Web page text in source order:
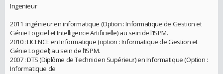
Ingenieur
2011 :ingénieur en informatique (Option : Informatique de Gestion et
Génie Logiciel et Intelligence Artificielle) au sein de l’ISPM.
2010 : LICENCE en Informatique (option : Informatique de Gestion et
Génie Logiciel) au sein de l’ISPM.
2007 : DTS (Diplôme de Technicien Supérieur) en Informatique (Option :
Informatique de